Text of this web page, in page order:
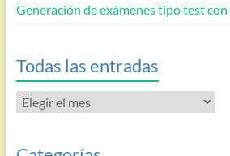
Generación de exámenes tipo test
Todas las entradas
Todas
las